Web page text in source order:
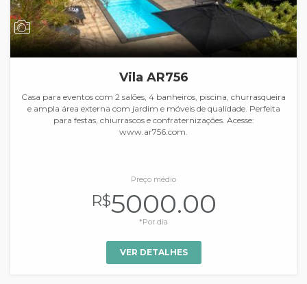
Vila AR756
Casa para eventos com 2 salões, 4 banheiros, piscina, churrasqueira
e ampla área externa com jardim e móveis de qualidade. Perfeita
para festas, chiurrascos e confraternizações. Acesse:
www.ar756.com.
Preço médio
R$5000.00
*Por dia
VER DETALHES